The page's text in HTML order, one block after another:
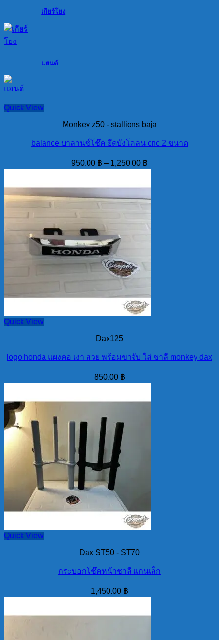
เกียร์โยง
แฮนด์
Quick View
Monkey z50 - stallions baja
balance บาลานซ์โช๊ค ยึดบังโคลน cnc 2 ขนาด
950.00 ฿ – 1,250.00 ฿
Quick View
Dax125
logo honda แผงคอ เงา สวย พร้อมขาจับ ใส่ ชาลี monkey dax
850.00 ฿
Quick View
Dax ST50 - ST70
กระบอกโช๊คหน้าชาลี แกนเล็ก
1,450.00 ฿